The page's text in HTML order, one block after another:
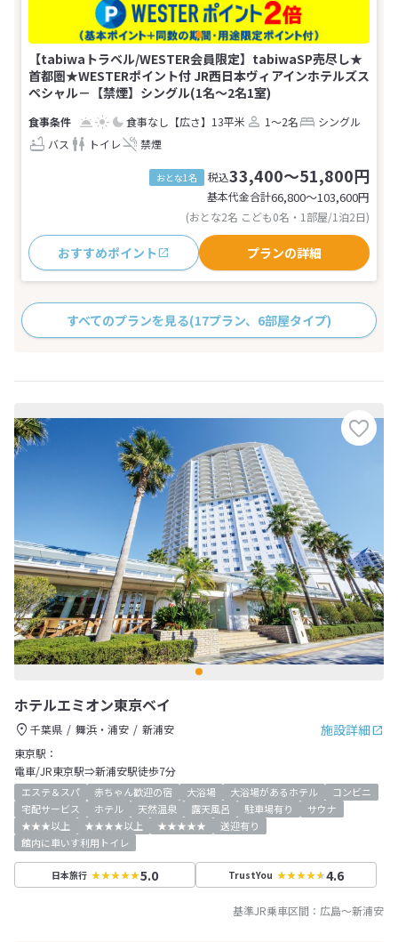
【tabiwaトラベル/WESTER会員限定】tabiwaSP売尽し★
首都圏★WESTERポイント付 JR西日本ヴィアインホテルズス
ペシャル－【禁煙】シングル(1名～2名1室)
食事なし 【広さ】13平米 1～2名
シングル
バス
トイレ 禁煙
おとな1名 税込33,400～51,800円
基本代金合計66,800〜103,600円
(おとな2名 こども0名・1部屋/1泊2日)
おすすめポイント プランの詳細
すべてのプランを見る(17プラン、6部屋タイプ)
ホテルエミオン東京ベイ
施設詳細
千葉県 舞浜・浦安
新浦安
東京駅：
電車/JR東京駅⇒新浦安駅徒歩7分
エステ＆スパ 赤ちゃん歓迎の宿 大浴場 大浴場があるホテル
コンビニ
宅配サービス
ホテル 天然温泉 露天風呂 駐車場有り
サウナ
★★★以上
★★★★以上 ★★★★★
送迎有り
館内に車いす利用トイレ
日本旅行 5.0 TrustYou 4.6
基準JR乗車区間： 広島～新浦安